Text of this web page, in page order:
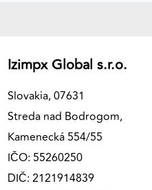
Izimpx Global s.r.o.
Slovakia, 07631
Streda nad Bodrogom,
Kamenecká 554/55
IČO: 55260250
DIČ: 2121914839